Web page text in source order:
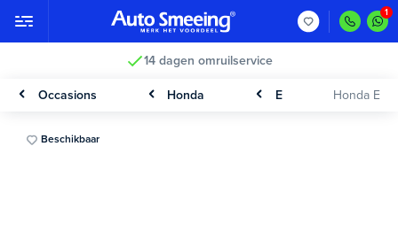
14 dagen omruilservice
Occasions Honda E Honda E
Beschikbaar